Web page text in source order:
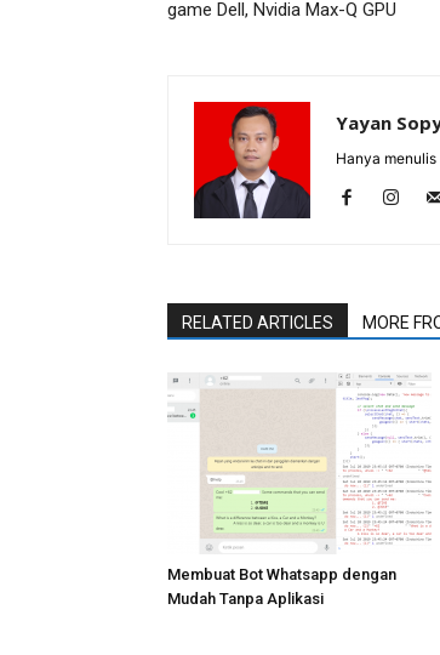
game Dell, Nvidia Max-Q GPU
Yayan
Hanya
RELATED ARTICLES MORE
Membuat Bot Whatsapp dengan
Mudah Tanpa Aplikasi